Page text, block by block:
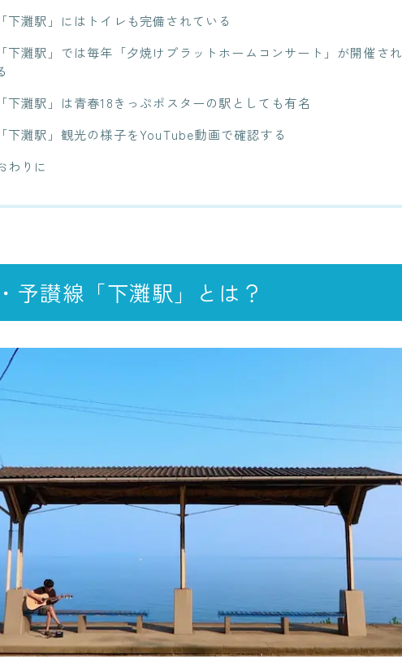
下灘駅」にはトイレも完備されている
下灘駅」では毎年「夕焼けプラットホームコンサート」が開催され
下灘駅」は青春18きっぷポスターの駅としても有名
下灘駅」観光の様子をYouTube動画で確認する
わりに
予讃線「下灘駅」とは？